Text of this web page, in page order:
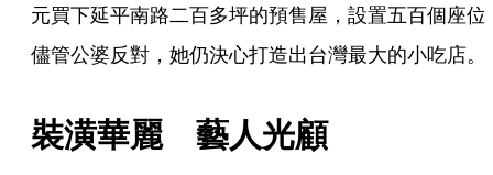
元買下延平南路二百多坪的預售屋，設置五百個座位
儘管公婆反對，她仍決心打造出台灣最大的小吃店。
裝潢華麗　藝人光顧